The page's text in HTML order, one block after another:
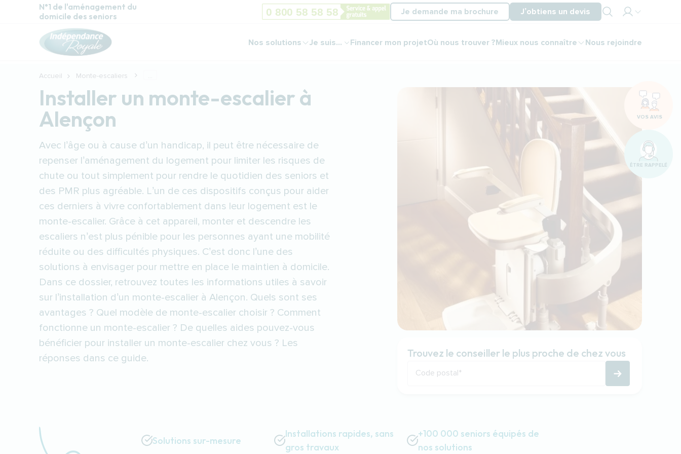
Aller au contenu principal
N°1 de l'aménagement du
domicile des seniors
Je demande ma brochure
J’obtiens un devis
espace
Nos solutions Je suis... Financer mon projetOù nous trouver ?Mieux nous connaître Nous rejoindre
Accueil Monte-escaliers ...
Installer un monte-escalier à
Alençon
Avec l’âge ou à cause d’un handicap, il peut être nécessaire de
repenser l’aménagement du logement pour limiter les risques de
chute ou tout simplement pour rendre le quotidien des seniors et
des PMR plus agréable. L’un de ces dispositifs conçus pour aider
ces derniers à vivre confortablement dans leur logement est le
monte-escalier. Grâce à cet appareil, monter et descendre les
escaliers n’est plus pénible pour les personnes ayant une mobilité
réduite ou des difficultés physiques. C’est donc l’une des
solutions à envisager pour mettre en place le maintien à domicile.
Dans ce dossier, retrouvez toutes les informations utiles à savoir
sur l’installation d’un monte-escalier à Alençon. Quels sont ses
avantages ? Quel modèle de monte-escalier choisir ? Comment
fonctionne un monte-escalier ? De quelles aides pouvez-vous
bénéficier pour installer un monte-escalier chez vous ? Les
réponses dans ce guide.
Trouvez le conseiller le plus proche de chez vous
Code postal*
Solutions sur-mesure
Installations rapides, sans
gros travaux
+100 000 seniors équipés de
nos solutions
VOS AVIS
ÊTRE RAPPELÉ